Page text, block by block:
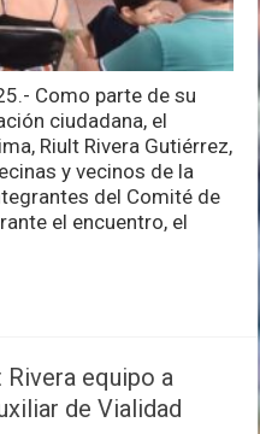
Como parte de su
ciudadana, el
Riult Rivera Gutiérrez,
y vecinos de la
del Comité de
el encuentro, el
equipo a
de Vialidad